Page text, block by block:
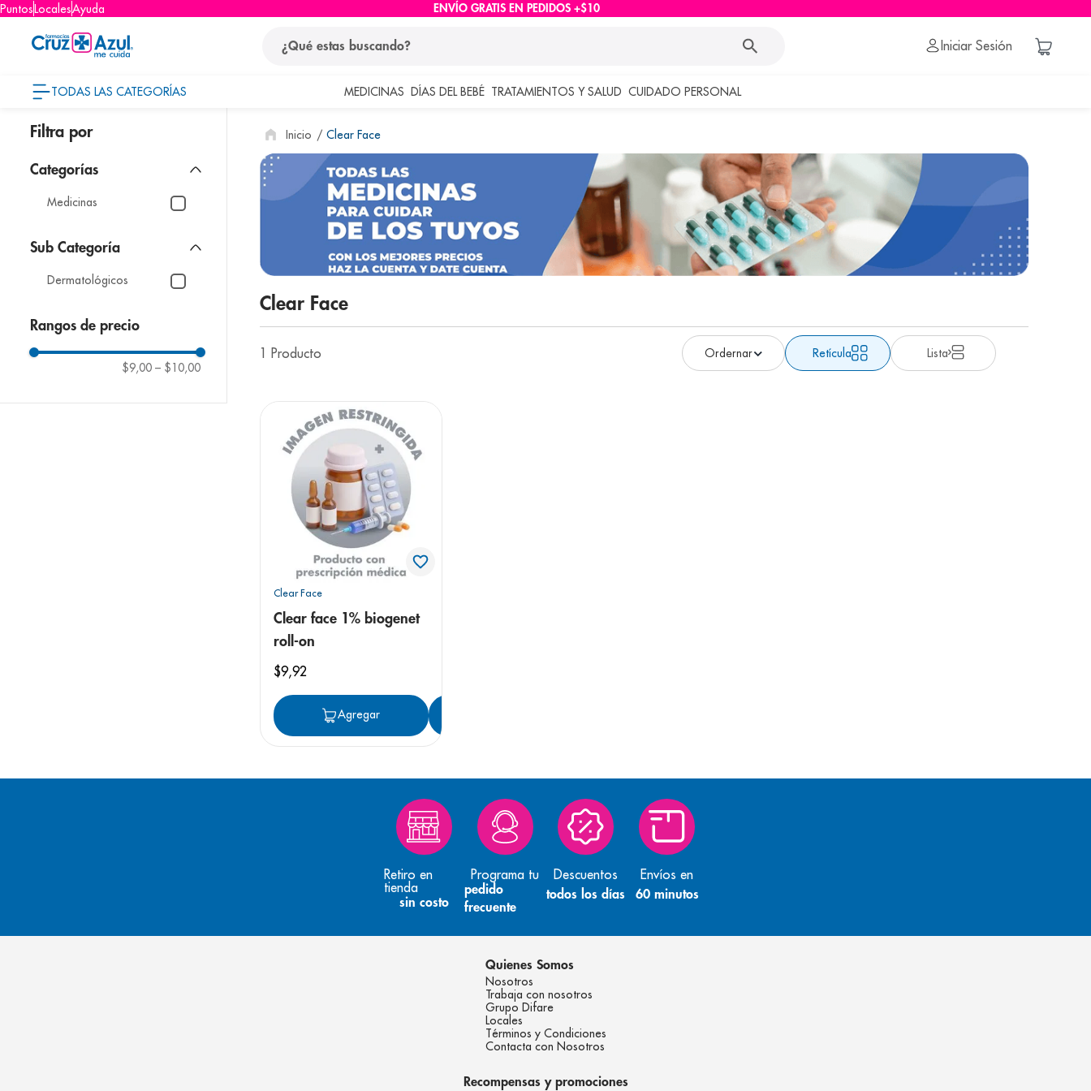
PuntosLocalesAyuda ENVÍO GRATIS EN PEDIDOS +$10
Iniciar Sesión
TODAS LAS CATEGORÍAS MEDICINAS DÍAS DEL BEBÉ TRATAMIENTOS Y SALUD CUIDADO PERSONAL
Medicinas
Dermatológicos
Rangos de precio
$9,00 – $10,00
Clear Face
Clear Face
1 Producto Retícula Lista
Clear Face
Clear face 1% biogenet
roll-on
$9,92
Agregar
Retiro en
tienda
sin costo
Programa tu
pedido
frecuente
Descuentos
todos los días
Envíos en
60 minutos
Quienes Somos
Nosotros
Trabaja con nosotros
Grupo Difare
Locales
Términos y Condiciones
Contacta con Nosotros
Recompensas y promociones
términos más buscados
1. protector solar
pañales
3 eucerin
cerave
nivea
7. shampoo